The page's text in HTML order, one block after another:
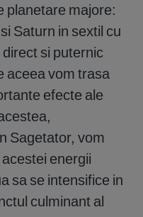
planetare majore:
Saturn in sextil cu
si puternic
aceea vom trasa
efecte ale
Sagetator, vom
energii
sa se intensifice in
culminant al